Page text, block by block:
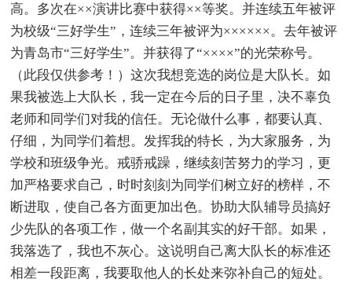
高。多次在××演讲比赛中获得××等奖。并连续五年被评
为校级“三好学生”，连续三年被评为××××××。去年被评
为青岛市“三好学生”。并获得了“××××”的光荣称号。
（此段仅供参考！）这次我想竞选的岗位是大队长。如
果我被选上大队长，我一定在今后的日子里，决不辜负
老师和同学们对我的信任。无论做什么事，都要认真、
仔细，为同学们着想。发挥我的特长，为大家服务，为
学校和班级争光。戒骄戒躁，继续刻苦努力的学习，更
加严格要求自己，时时刻刻为同学们树立好的榜样，不
断进取，使自己各方面更加出色。协助大队辅导员搞好
少先队的各项工作，做一个名副其实的好干部。如果，
我落选了，我也不灰心。这说明自己离大队长的标准还
相差一段距离，我要取他人的长处来弥补自己的短处。